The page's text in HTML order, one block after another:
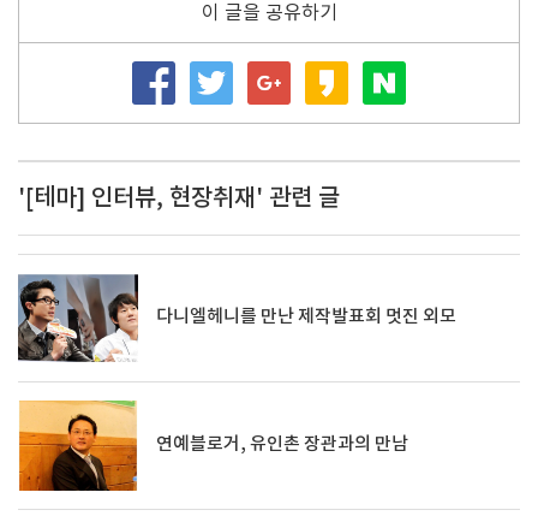
이 글을 공유하기
'[테마] 인터뷰, 현장취재' 관련 글
다니엘헤니를 만난 제작발표회 멋진 외모
연예블로거, 유인촌 장관과의 만남